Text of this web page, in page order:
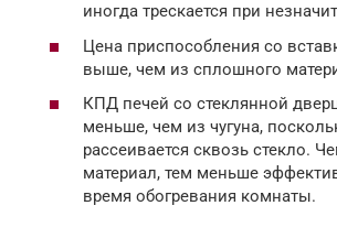
иногда трескается при
Цена приспособления со
выше, чем из сплошного
КПД печей со стеклянной
меньше, чем из чугуна,
рассеивается сквозь стекло.
материал, тем меньше
время обогревания комнаты.